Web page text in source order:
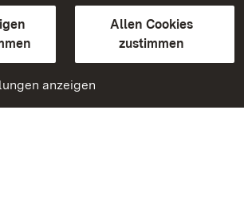
Allen Cookies
zustimmen
anzeigen
Leichte Sprache
Seiten)